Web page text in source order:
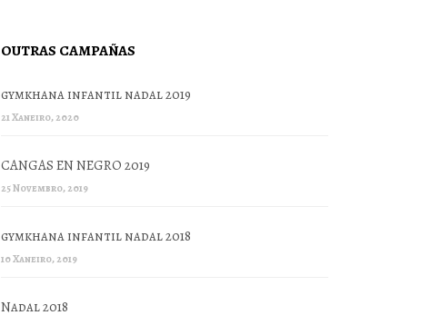
OUTRAS CAMPAÑAS
gymkhana infantil nadal 2019
21 Xaneiro, 2020
CANGAS EN NEGRO 2019
25 Novembro, 2019
gymkhana infantil nadal 2018
10 Xaneiro, 2019
Nadal 2018